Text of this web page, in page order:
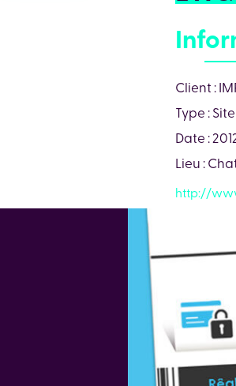
Client :
Type :
Date :
Lieu :
http://